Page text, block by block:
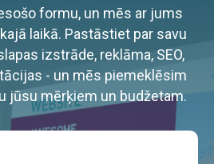
formu, un mēs ar jums
laikā. Pastāstiet par savu
izstrāde, reklāma, SEO,
- un mēs piemeklēsim
jūsu mērķiem un budžetam.